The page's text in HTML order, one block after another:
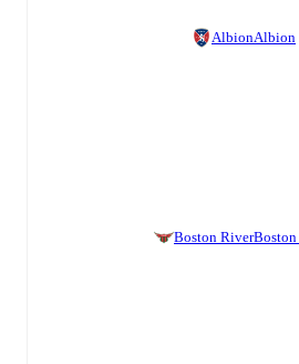
AlbionAlbion
Boston River